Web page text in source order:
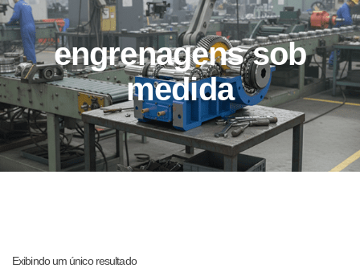
engrenagens sob
medida
Exibindo um único resultado